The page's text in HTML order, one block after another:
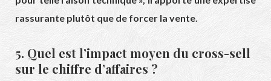
rassurante plutôt que de forcer la vente.
5. Quel est l’impact moyen du cross-sell
sur le chiffre d’affaires ?